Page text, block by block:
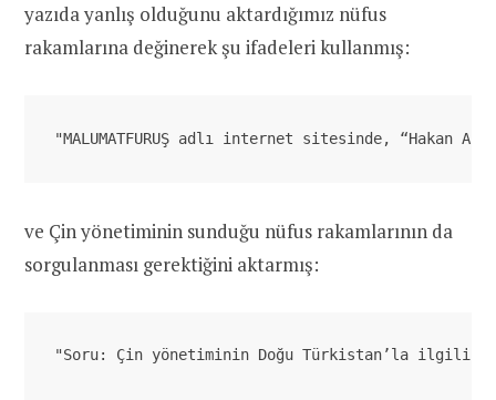
yazıda yanlış olduğunu aktardığımız nüfus
rakamlarına değinerek şu ifadeleri kullanmış:
"MALUMATFURUŞ adlı internet sitesinde, “Hakan
ve Çin yönetiminin sunduğu nüfus rakamlarının da
sorgulanması gerektiğini aktarmış:
"Soru: Çin yönetiminin Doğu Türkistan’la ilgili